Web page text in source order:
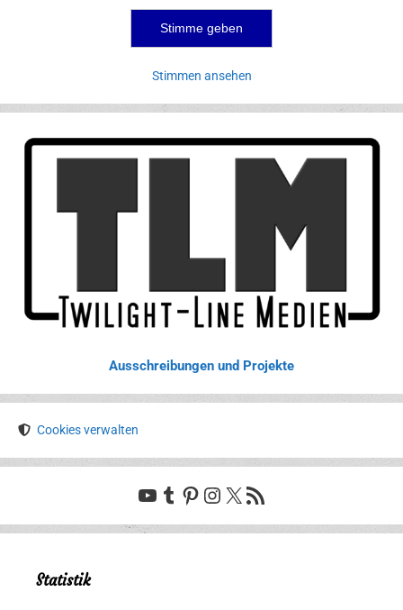
Stimmen ansehen
Ausschreibungen und Projekte
Cookies verwalten
YouTube
Tumblr
Pinterest
Instagram
X RSS-Feed
Statistik